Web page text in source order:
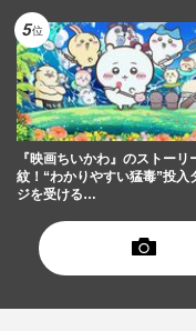
『映画ちいかわ』のストーリ
紋！“わかりやすい猛毒”投入
ジを受ける…